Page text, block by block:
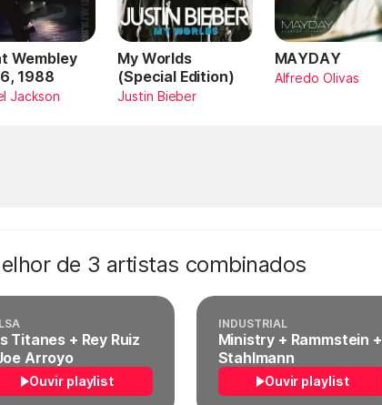
Wembley
1988
Jackson
My Worlds
(Special Edition)
Justin Bieber
MAYDAY
Alfredo Olivas
de 3 artistas combinados
Titanes + Rey Ruiz
Arroyo
Ouvir playlist
INDUSTRIAL
Ministry + Rammstein +
Stahlmann
Ouvir playlist